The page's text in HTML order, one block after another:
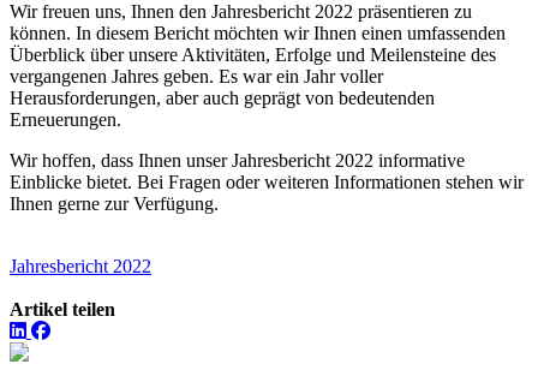
Wir freuen uns, Ihnen den Jahresbericht 2022 präsentieren zu
können. In diesem Bericht möchten wir Ihnen einen umfassenden
Überblick über unsere Aktivitäten, Erfolge und Meilensteine des
vergangenen Jahres geben. Es war ein Jahr voller
Herausforderungen, aber auch geprägt von bedeutenden
Erneuerungen.
Wir hoffen, dass Ihnen unser Jahresbericht 2022 informative
Einblicke bietet. Bei Fragen oder weiteren Informationen stehen wir
Ihnen gerne zur Verfügung.
Jahresbericht 2022
Artikel teilen